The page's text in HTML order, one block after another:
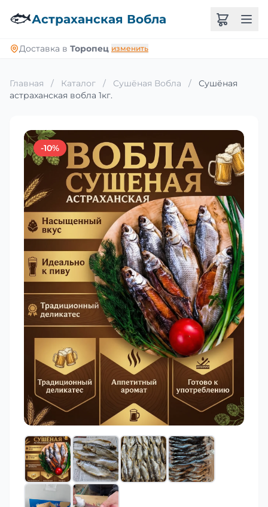
🐟Астраханская Вобла
Доставка в Торопец изменить
Главная / Каталог / Сушёная Вобла /
Сушёная
астраханская вобла 1кг.
-10%